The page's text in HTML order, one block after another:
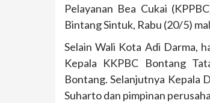
Pelayanan Bea Cukai
Bintang Sintuk, Rabu (20/5)
Selain Wali Kota Adi Darma,
Kepala KKPBC Bontang
Bontang. Selanjutnya Kepala
Suharto dan pimpinan